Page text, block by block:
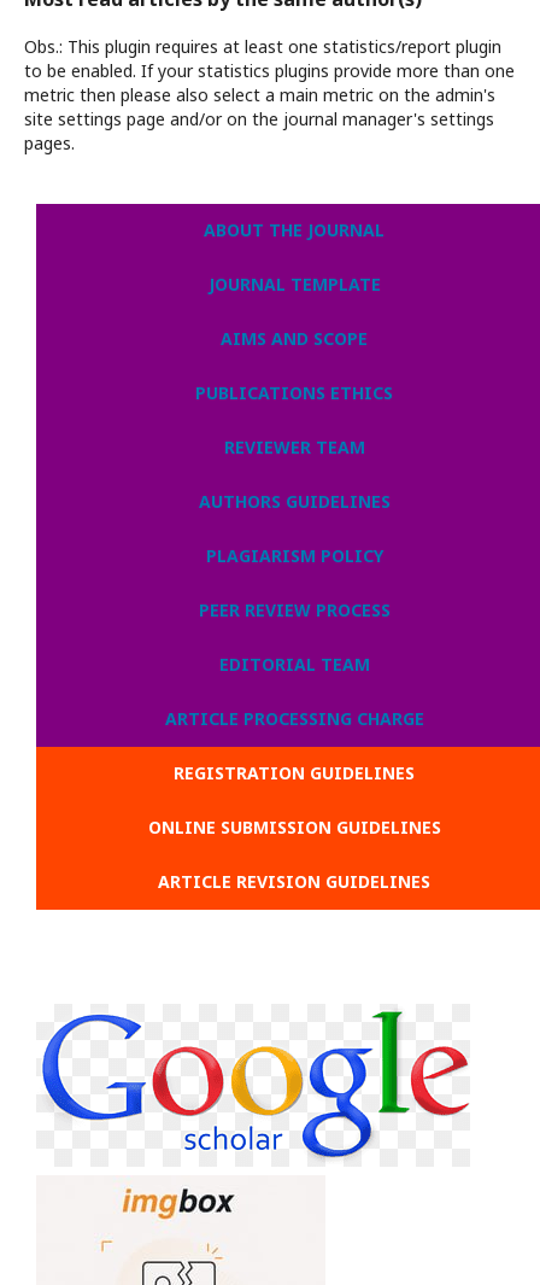
Obs.: This plugin requires at least one statistics/report plugin
to be enabled. If your statistics plugins provide more than one
metric then please also select a main metric on the admin's
site settings page and/or on the journal manager's settings
pages.
ABOUT THE JOURNAL
JOURNAL TEMPLATE
AIMS AND SCOPE
PUBLICATIONS ETHICS
REVIEWER TEAM
AUTHORS GUIDELINES
PLAGIARISM POLICY
PEER REVIEW PROCESS
EDITORIAL TEAM
ARTICLE PROCESSING CHARGE
REGISTRATION GUIDELINES
ONLINE SUBMISSION GUIDELINES
ARTICLE REVISION GUIDELINES